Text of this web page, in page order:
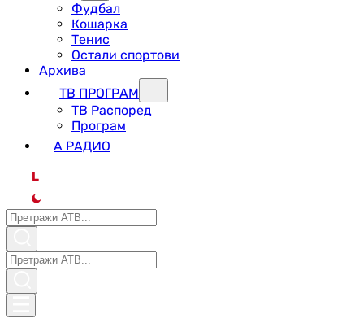
Фудбал
Кошарка
Тенис
Остали спортови
Архива
ТВ ПРОГРАМ
ТВ Распоред
Програм
А РАДИО
L